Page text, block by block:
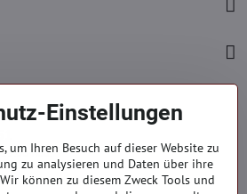
hod.
Einstellungen
um Ihren Besuch auf dieser Website zu
zu analysieren und Daten über ihre
können zu diesem Zweck Tools und